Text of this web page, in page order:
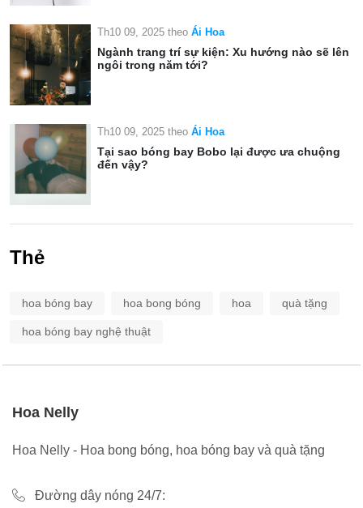
Th10 09, 2025 theo Ái Hoa
Ngành trang trí sự kiện: Xu hướng nào sẽ lên
ngôi trong năm tới?
Th10 09, 2025 theo Ái Hoa
Tại sao bóng bay Bobo lại được ưa chuộng
đến vậy?
Thẻ
hoa bóng bay hoa bong bóng hoa quà tặng
hoa bóng bay nghệ thuật
Hoa Nelly
Hoa Nelly - Hoa bong bóng, hoa bóng bay và quà tặng
Đường dây nóng 24/7: